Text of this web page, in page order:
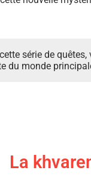
série de
du monde
La